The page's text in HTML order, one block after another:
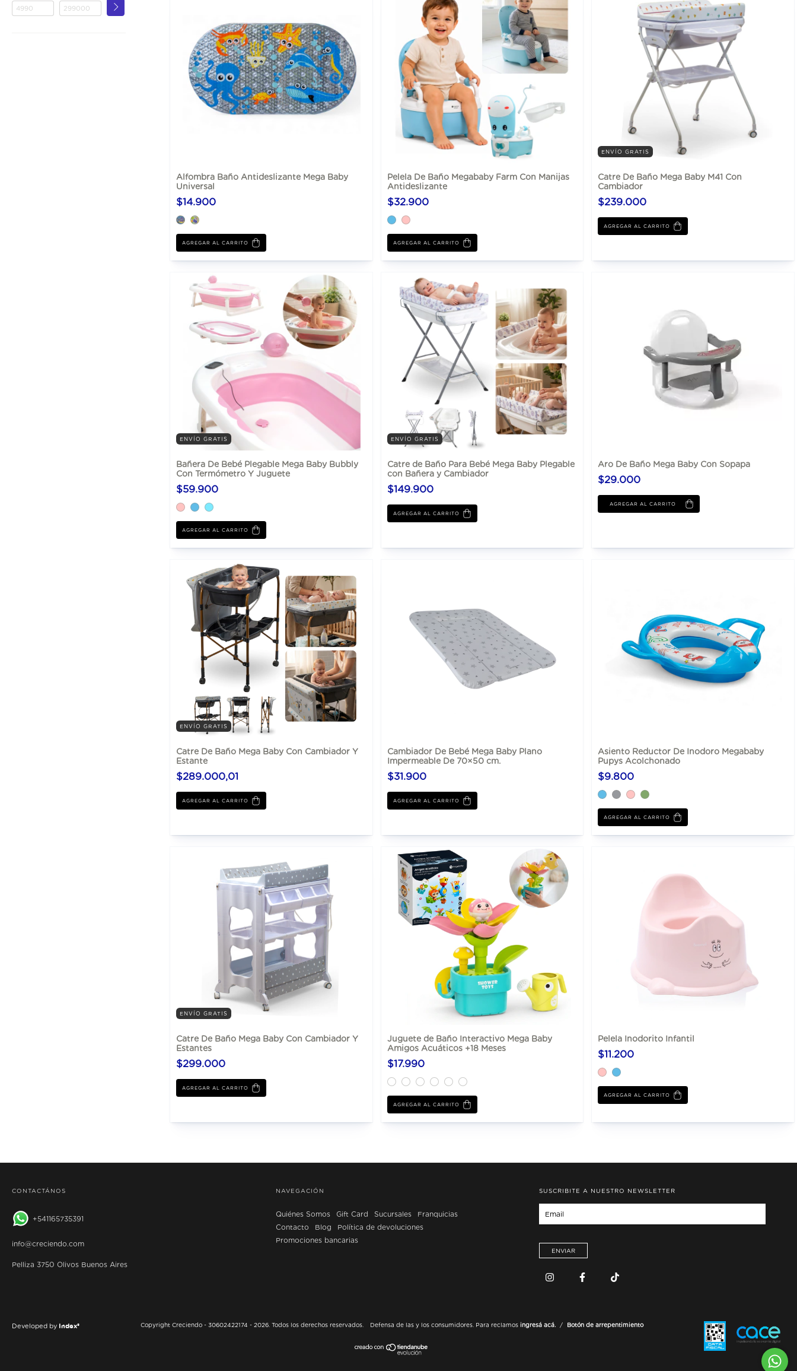
Alfombra Baño Antideslizante Mega Baby
Universal
$14.900
AGREGAR AL CARRITO
Pelela De Baño Megababy Farm Con Manijas
Antideslizante
$32.900
AGREGAR AL CARRITO
ENVÍO GRATIS
Catre De Baño Mega Baby M41 Con
Cambiador
$239.000
AGREGAR AL CARRITO
ENVÍO GRATIS
Bañera De Bebé Plegable Mega Baby Bubbly
Con Termómetro Y Juguete
$59.900
AGREGAR AL CARRITO
ENVÍO GRATIS
Catre de Baño Para Bebé Mega Baby Plegable
con Bañera y Cambiador
$149.900
AGREGAR AL CARRITO
Aro De Baño Mega Baby Con Sopapa
$29.000
ENVÍO GRATIS
Catre De Baño Mega Baby Con Cambiador Y
Estante
$289.000,01
AGREGAR AL CARRITO
Cambiador De Bebé Mega Baby Plano
Impermeable De 70×50 cm.
$31.900
AGREGAR AL CARRITO
Asiento Reductor De Inodoro Megababy
Pupys Acolchonado
$9.800
AGREGAR AL CARRITO
ENVÍO GRATIS
Catre De Baño Mega Baby Con Cambiador Y
Estantes
$299.000
AGREGAR AL CARRITO
Juguete de Baño Interactivo Mega Baby
Amigos Acuáticos +18 Meses
$17.990
AGREGAR AL CARRITO
Pelela Inodorito Infantil
$11.200
AGREGAR AL CARRITO
SUSCRIBITE A NUESTRO NEWSLETTER
NAVEGACIÓN
Quiénes Somos Gift Card Sucursales
Franquicias
Contacto
Blog
Política de devoluciones
Promociones bancarias
CONTACTÁNOS
541165735391
info@creciendo.com
Pelliza 3750 Olivos Buenos Aires
Developed by Index® Copyright Creciendo - 30602422174 - 2026. Todos los derechos reservados. Defensa de las y los consumidores. Para reclamos ingresá acá. / Botón de arrepentimiento